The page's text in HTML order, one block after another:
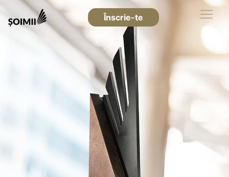
Înscrie-te